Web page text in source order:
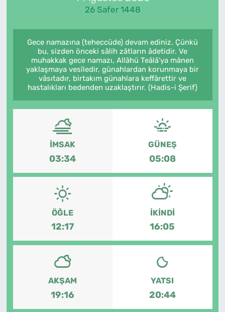
26 Safer 1448
Gece namazına (teheccüde) devam ediniz. Çünkü
bu, sizden önceki sâlih zâtların âdetidir. Ve
muhakkak gece namazı, Allâhü Teâlâ’ya mânen
yaklaşmaya vesîledir, günahlardan korunmaya bir
vâsıtadır, birtakım günahlara keffârettir ve
hastalıkları bedenden uzaklaştırır. (Hadis-i Şerif)
İMSAK
03:34
GÜNEŞ
05:08
ÖĞLE
12:17
İKINDI
16:05
AKŞAM
19:16
YATSI
20:44